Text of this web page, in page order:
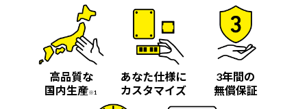
高品質な
国内生産※1
あなた仕様に
カスタマイズ
3年間の
無償保証